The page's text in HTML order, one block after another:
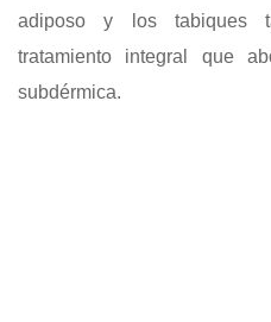
adiposo y los tabiques
tratamiento integral que
subdérmica.